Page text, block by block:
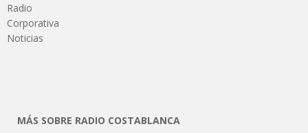
Radio
Corporativa
Noticias
MÁS SOBRE RADIO COSTABLANCA